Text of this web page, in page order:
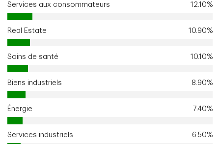
Services aux consommateurs 12.10%
Real Estate 10.90%
Soins de santé 10.10%
Biens industriels 8.90%
Énergie 7.40%
Services industriels 6.50%